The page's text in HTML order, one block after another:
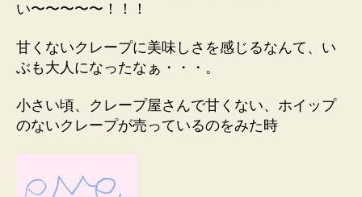
い〜〜〜〜〜！！！
甘くないクレープに美味しさを感じるなんて、い
ぶも大人になったなぁ・・・。
小さい頃、クレープ屋さんで甘くない、ホイップ
のないクレープが売っているのをみた時